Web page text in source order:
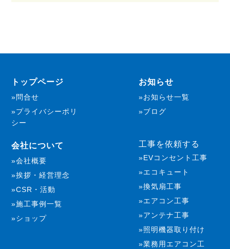
トップページ
問合せ
プライバシーポリ
シー
お知らせ
お知らせ一覧
ブログ
会社について
会社概要
挨拶・経営理念
CSR・活動
施工事例一覧
ショップ
工事を依頼する
EVコンセント工事
エコキュート
換気扇工事
エアコン工事
アンテナ工事
照明機器取り付け
業務用エアコン工